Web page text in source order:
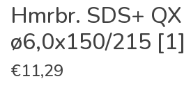
Hmrbr. SDS+ QX
ø6,0x150/215 [1]
€11,29